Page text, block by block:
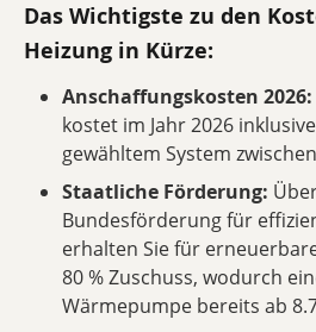
Das Wichtigste zu den
Heizung in Kürze:
Anschaffungskosten 2026:
kostet im Jahr 2026
gewähltem System
Staatliche Förderung:
Bundesförderung für
erhalten Sie für
80 % Zuschuss, wodurch
Wärmepumpe bereits ab